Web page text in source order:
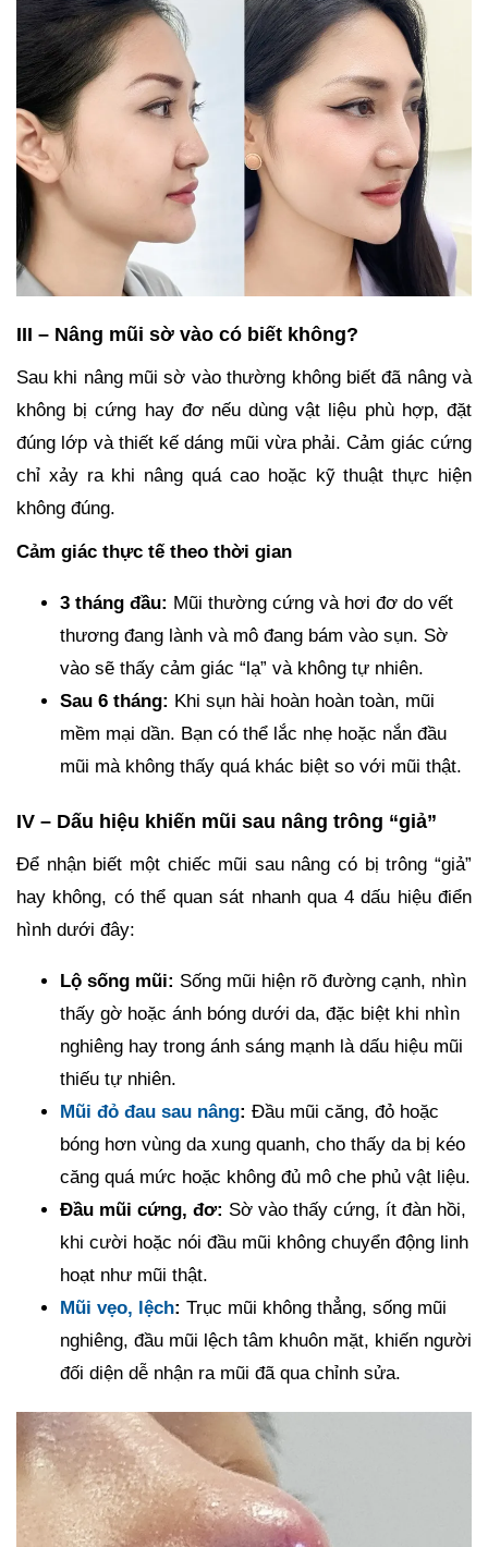
III – Nâng mũi sờ vào có biết không?
Sau khi nâng mũi sờ vào thường không biết đã nâng và
không bị cứng hay đơ nếu dùng vật liệu phù hợp, đặt
đúng lớp và thiết kế dáng mũi vừa phải. Cảm giác cứng
chỉ xảy ra khi nâng quá cao hoặc kỹ thuật thực hiện
không đúng.
Cảm giác thực tế theo thời gian
3 tháng đầu: Mũi thường cứng và hơi đơ do vết
thương đang lành và mô đang bám vào sụn. Sờ
vào sẽ thấy cảm giác “lạ” và không tự nhiên.
Sau 6 tháng: Khi sụn hài hoàn hoàn toàn, mũi
mềm mại dần. Bạn có thể lắc nhẹ hoặc nắn đầu
mũi mà không thấy quá khác biệt so với mũi thật.
IV – Dấu hiệu khiến mũi sau nâng trông “giả”
Để nhận biết một chiếc mũi sau nâng có bị trông “giả”
hay không, có thể quan sát nhanh qua 4 dấu hiệu điển
hình dưới đây:
Lộ sống mũi: Sống mũi hiện rõ đường cạnh, nhìn
thấy gờ hoặc ánh bóng dưới da, đặc biệt khi nhìn
nghiêng hay trong ánh sáng mạnh là dấu hiệu mũi
thiếu tự nhiên.
Mũi đỏ đau sau nâng: Đầu mũi căng, đỏ hoặc
bóng hơn vùng da xung quanh, cho thấy da bị kéo
căng quá mức hoặc không đủ mô che phủ vật liệu.
Đầu mũi cứng, đơ: Sờ vào thấy cứng, ít đàn hồi,
khi cười hoặc nói đầu mũi không chuyển động linh
hoạt như mũi thật.
Mũi vẹo, lệch: Trục mũi không thẳng, sống mũi
nghiêng, đầu mũi lệch tâm khuôn mặt, khiến người
đối diện dễ nhận ra mũi đã qua chỉnh sửa.